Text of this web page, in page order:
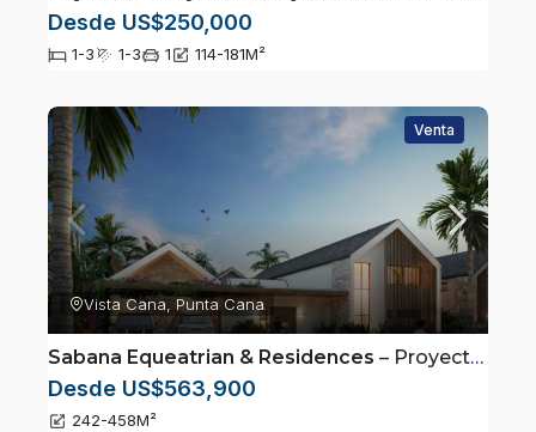
Desde US$250,000
1-3 1-3 1 114-181M²
Venta
Vista Cana, Punta Cana
Sabana Equeatrian & Residences – Proyecto de Villas con establos para caballos ubicado en Vista Cana, Punta Cana, República Dominicana.
Desde US$563,900
242-458M²